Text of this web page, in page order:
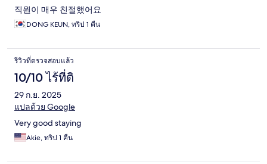
직원이 매우 친절했어요
DONG KEUN, ทริป 1 คืน
รีวิวที่ตรวจสอบแล้ว
10/10 ไร้ที่ติ
29 ก.ย. 2025
แปลด้วย Google
Very good staying
Akie, ทริป 1 คืน